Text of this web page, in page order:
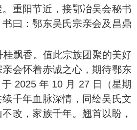
重阳节近，接鄂冶吴会秘书
曰：鄂东吴氏宗亲会及昌鼎
桂飘香。值此宗族团聚的美好
会怀着赤诚之心，期待鄂东
2025 年 10 月 27 日（星期
千年血脉深情，同绘吴氏文
改，家族千年。翘首以盼，